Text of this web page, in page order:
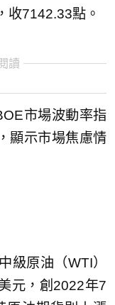
收7142.33點。
讀
市場波動率指
顯示市場焦慮情
級原油（WTI）
元，創2022年7